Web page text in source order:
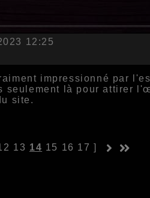
12:25
impressionné par
seulement là pour attirer
site.
13 14 15 16 17 ]